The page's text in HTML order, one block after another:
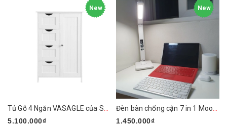
New
5.100.000₫
New
1.450.000₫